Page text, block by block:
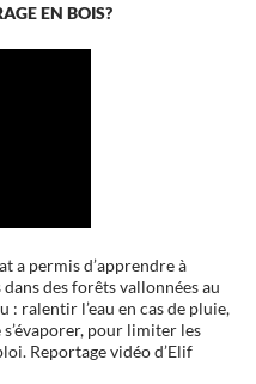
EN BOIS?
a permis d’apprendre à
des forêts vallonnées au
: ralentir l’eau en cas de pluie,
pour limiter les
Reportage vidéo d’Elif